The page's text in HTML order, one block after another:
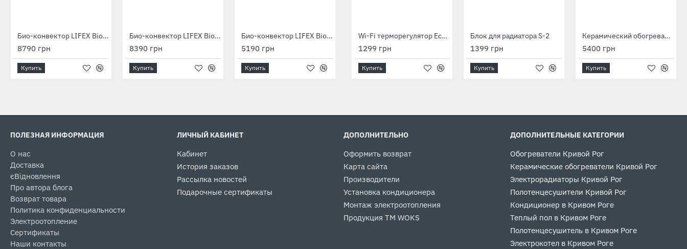
Био-конвектор LIFEX BioAir 1400 (бежевый) с программатором
8790 грн
Купить
Био-конвектор LIFEX BioAir 1400R (бежевый) с терморегулятором
8390 грн
Купить
Био-конвектор LIFEX BioAir 700 (бежевый) с программатором
5190 грн
Купить
Био-конвектор LIFEX BioAir 700R (бежевый) с терморегулятором
4790 грн
Купить
5990 грн
Купить
Wi-Fi терморегулятор Ecoteplo S-1
1299 грн
Купить
Блок для радиатора S-2
1399 грн
Купить
Керамический обогреватель Ecoteplo AIR 1000 EL белый мрамор
5400 грн
Купить
ПОЛЕЗНАЯ ИНФОРМАЦИЯ
О нас
Доставка
єВідновлення
Про автора блога
Возврат товара
Политика конфиденциальности
Электроотопление
Сертификаты
Наши контакты
ЛИЧНЫЙ КАБИНЕТ
Кабинет
История заказов
Рассылка новостей
Подарочные сертификаты
ДОПОЛНИТЕЛЬНО
Оформить возврат
Карта сайта
Производители
Установка кондиционера
Монтаж электроотопления
Продукция ТМ WOKS
ДОПОЛНИТЕЛЬНЫЕ КАТЕГОРИИ
Обогреватели Кривой Рог
Керамические обогреватели Кривой Рог
Электрорадиаторы Кривой Рог
Полотенцесушители Кривой Рог
Кондиционер в Кривом Роге
Теплый пол в Кривом Роге
Полотенцесушитель в Кривом Роге
Электрокотел в Кривом Роге